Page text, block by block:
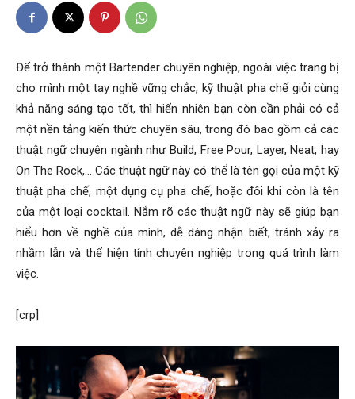
Để trở thành một Bartender chuyên nghiệp, ngoài việc trang bị
cho mình một tay nghề vững chắc, kỹ thuật pha chế giỏi cùng
khả năng sáng tạo tốt, thì hiển nhiên bạn còn cần phải có cả
một nền tảng kiến thức chuyên sâu, trong đó bao gồm cả các
thuật ngữ chuyên ngành như Build, Free Pour, Layer, Neat, hay
On The Rock,… Các thuật ngữ này có thể là tên gọi của một kỹ
thuật pha chế, một dụng cụ pha chế, hoặc đôi khi còn là tên
của một loại cocktail. Nắm rõ các thuật ngữ này sẽ giúp bạn
hiểu hơn về nghề của mình, dễ dàng nhận biết, tránh xảy ra
nhầm lẫn và thể hiện tính chuyên nghiệp trong quá trình làm
việc.
[crp]